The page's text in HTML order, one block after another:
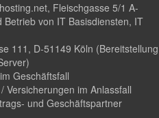
Fleischgasse 5/1 A-
von IT Basisdiensten, IT
111, D-51149 Köln (Bereitstellung
Geschäftsfall
Versicherungen im Anlassfall
und Geschäftspartner